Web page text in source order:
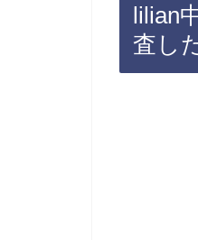
lilian
査し